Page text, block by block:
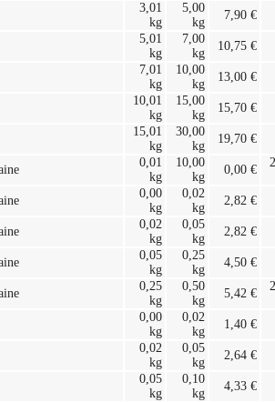
3,01
kg
5,00
kg
7,90 €
5,01
kg
7,00
kg
10,75 €
7,01
kg
10,00
kg
13,00 €
10,01
kg
15,00
kg
15,70 €
15,01
kg
30,00
kg
19,70 €
0,01
kg
10,00
kg
0,00 €
0,00
kg
0,02
kg
2,82 €
0,02
kg
0,05
kg
2,82 €
0,05
kg
0,25
kg
4,50 €
0,25
kg
0,50
kg
5,42 €
0,00
kg
0,02
kg
1,40 €
0,02
kg
0,05
kg
2,64 €
0,05
kg
0,10
kg
4,33 €